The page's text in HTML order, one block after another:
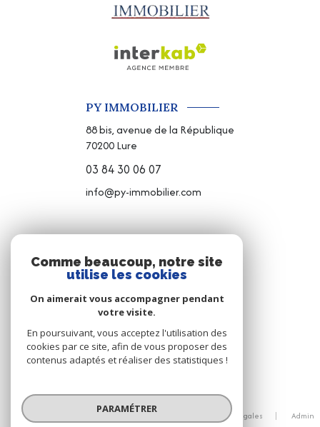
PY IMMOBILIER
88 bis, avenue de la République
70200Lure
03 84 30 06 07
info@py-immobilier.com
NOUS SUIVRE
© 2026 | Tous droits réservés
Nos partenaires Mentions légales
Admin
Comme beaucoup, notre site
utilise les cookies
On aimerait vous accompagner pendant
votre visite.
En poursuivant, vous acceptez l'utilisation des
cookies par ce site, afin de vous proposer des
contenus adaptés et réaliser des statistiques !
PARAMÉTRER